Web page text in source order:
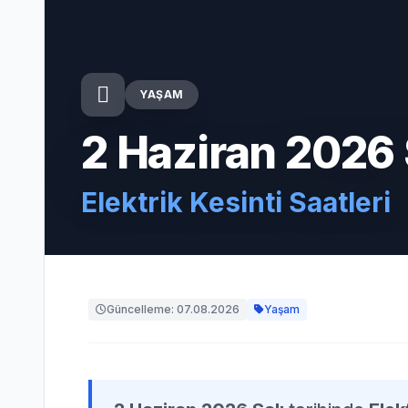
YAŞAM
2 Haziran 2026
Elektrik Kesinti Saatleri
Güncelleme: 07.08.2026 Yaşam